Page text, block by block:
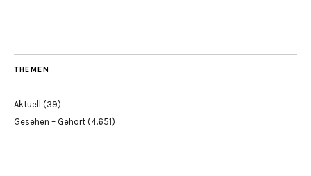
THEMEN
Aktuell (39)
Gesehen – Gehört (4.651)